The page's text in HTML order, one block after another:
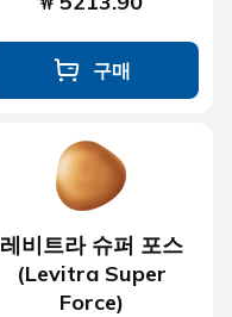
구매
레비트라 슈퍼 포스
(Levitra Super
Force)